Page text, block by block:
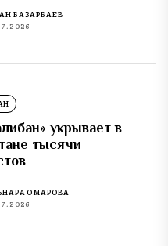
БАЗАРБАЕВ
укрывает в
тысячи
ОМАРОВА